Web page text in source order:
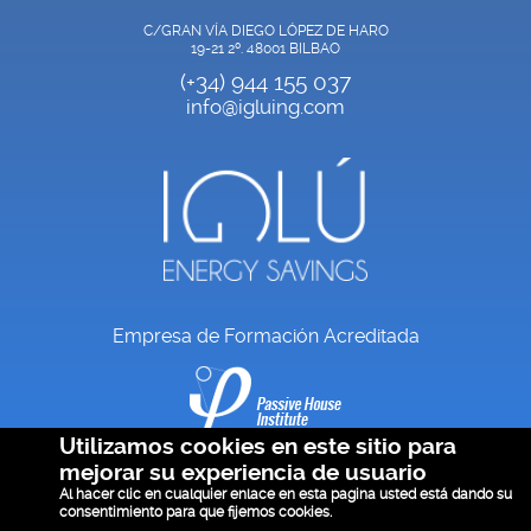
C/GRAN VÍA DIEGO LÓPEZ DE HARO
19-21 2º. 48001 BILBAO
(+34) 944 155 037
info@igluing.com
Empresa de Formación Acreditada
CONDICIONES DE
VENTA
Utilizamos cookies en este sitio para
mejorar su experiencia de usuario
Al hacer clic en cualquier enlace en esta pagina usted está dando su
consentimiento para que fijemos cookies.